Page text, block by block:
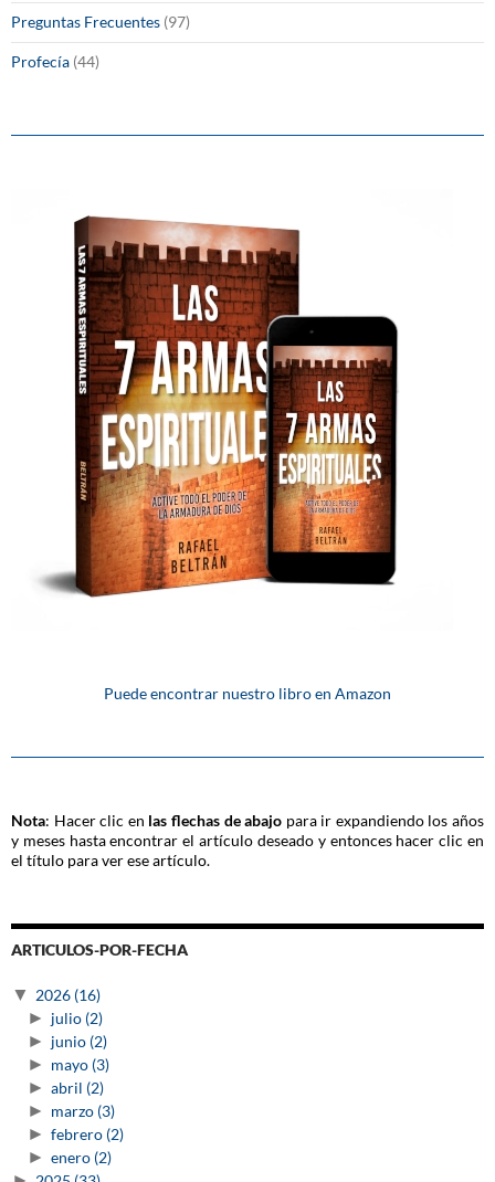
Preguntas Frecuentes (97)
Profecía (44)
Puede encontrar nuestro libro en Amazon
Nota: Hacer clic en las flechas de abajo para ir expandiendo los años
y meses hasta encontrar el artículo deseado y entonces hacer clic en
el título para ver ese artículo.
ARTICULOS-POR-FECHA
▼ 2026 (16)
► julio (2)
► junio (2)
► mayo (3)
► abril (2)
► marzo (3)
► febrero (2)
► enero (2)